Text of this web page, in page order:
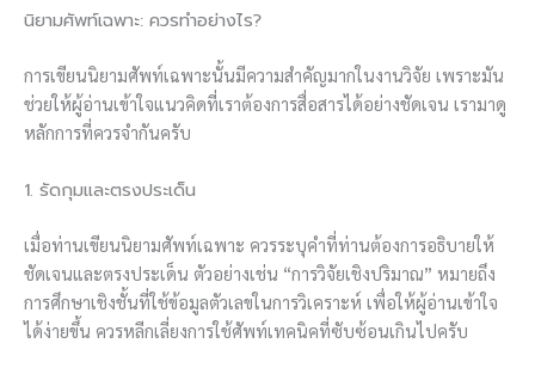
นิยามศัพท์เฉพาะ: ควรทำอย่างไร?
การเขียนนิยามศัพท์เฉพาะนั้นมีความสำคัญมากในงานวิจัย เพราะมัน
ช่วยให้ผู้อ่านเข้าใจแนวคิดที่เราต้องการสื่อสารได้อย่างชัดเจน เรามาดู
หลักการที่ควรจำกันครับ
1. รัดกุมและตรงประเด็น
เมื่อท่านเขียนนิยามศัพท์เฉพาะ ควรระบุคำที่ท่านต้องการอธิบายให้
ชัดเจนและตรงประเด็น ตัวอย่างเช่น “การวิจัยเชิงปริมาณ” หมายถึง
การศึกษาเชิงชั้นที่ใช้ข้อมูลตัวเลขในการวิเคราะห์ เพื่อให้ผู้อ่านเข้าใจ
ได้ง่ายขึ้น ควรหลีกเลี่ยงการใช้ศัพท์เทคนิคที่ซับซ้อนเกินไปครับ